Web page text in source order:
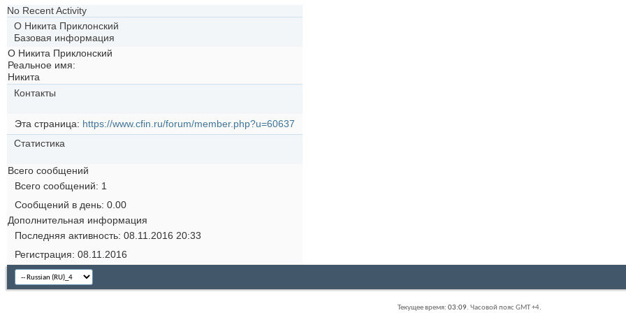
No Recent Activity
О Никита Приклонский
Базовая информация
О Никита Приклонский
Реальное имя:
Никита
Контакты
Эта страница
https://www.cfin.ru/forum/member.php?u=60637
Статистика
Всего сообщений
Всего сообщений
1
Сообщений в день 0.00
Дополнительная информация
Последняя активность 08.11.2016 20:33
Регистрация 08.11.2016
Текущее время: 03:09. Часовой пояс GMT +4.